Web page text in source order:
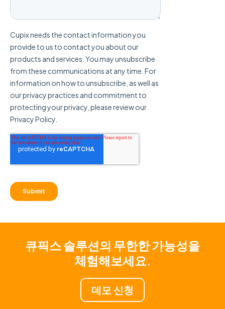
큐픽스 솔루션의 무한한 가능성을
체험해보세요.
데모 신청